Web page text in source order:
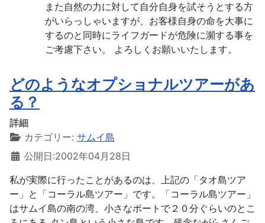
また自然の力に対して自分自身を試そうとする方
がいらっしゃいますが、お客様自身の命を大事に
するのと同時にライフガードが危険に瀕する事を
ご考慮下さい。 よろしくお願いいたします。
どのようなオプショナルツアーがあ
る？
詳細
カテゴリー: サムイ島
公開日:2002年04月28日
私が実際に行ったことがあるのは、上記の「タオ島ツア
ー」と「コーラル島ツアー」です。「コーラル島ツアー」
はサムイ島の南の湾、小さなボートで２０分ぐらいのとこ